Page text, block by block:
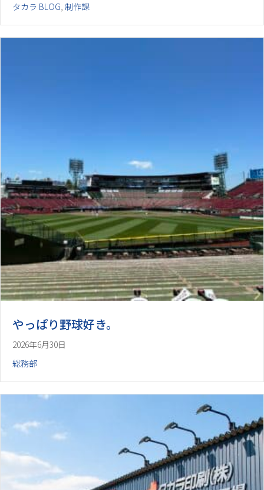
タカラ BLOG, 制作課
やっぱり野球好き。
2026年6月30日
総務部